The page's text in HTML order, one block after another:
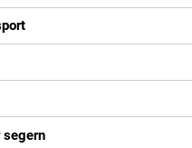
segern